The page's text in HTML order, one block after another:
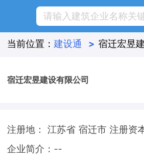
当前位置： 建设通 > 宿迁宏昱
宿迁宏昱建设有限公司
注册地： 江苏省 宿迁市 注册资
企业简介：--